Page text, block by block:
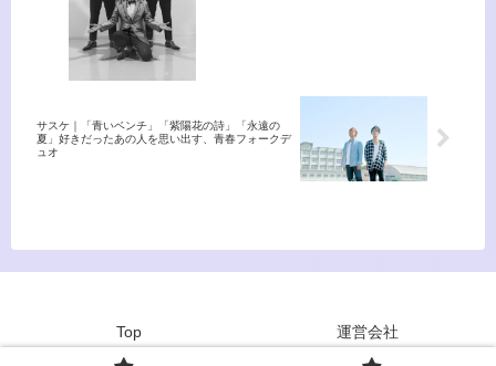
サスケ｜「青いベンチ」「紫陽花の詩」「永遠の
夏」好きだったあの人を思い出す、青春フォークデ
ュオ
Top 運営会社